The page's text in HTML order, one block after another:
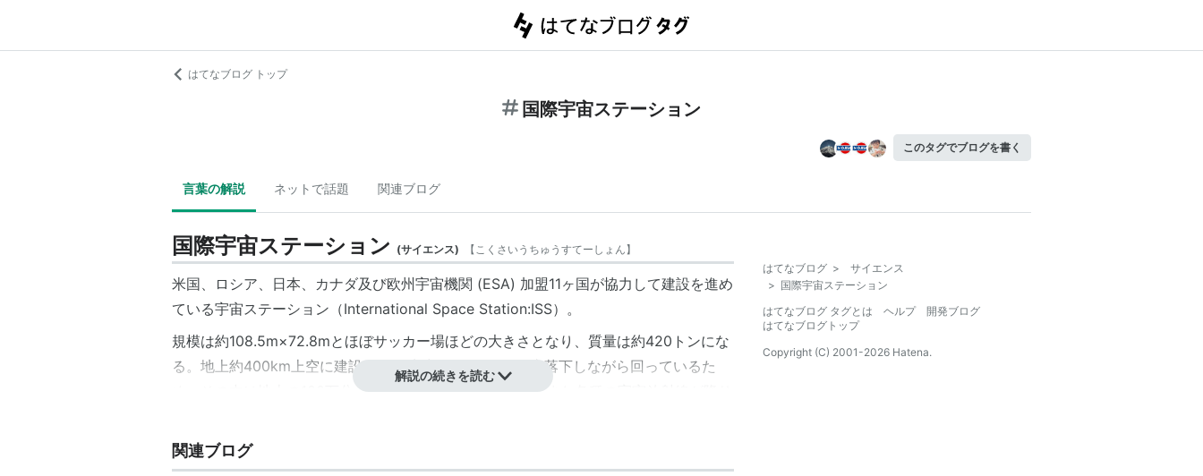
はてなブログ トップ
国際宇宙ステーション
このタグでブログを書く
言葉の解説 ネットで話題 関連ブログ
国際宇宙ステーション (サイエンス) 【こくさいうちゅうすてーしょん】
米国、ロシア、日本、カナダ及び欧州宇宙機関 (ESA) 加盟11ヶ国が協力して建設を進め
ている宇宙ステーション（International Space Station:ISS）。
規模は約108.5m×72.8mとほぼサッカー場ほどの大きさとなり、質量は約420トンにな
る。地上約400km上空に建設され、地球1周約90分で自由落下しながら回っているた
め、その中は地上の100万分の1ほどの重力となっている。また各種の宇宙放射線が降り
研究や地球・天体の観測などを行うことを目的としている。
1999年から軌道上での組立が開始され、2011年秋の完成を予定している。当初の運用
解説の続きを読む
関連ブログ
はてなブログ >
サイエンス
> 国際宇宙ステーション
はてなブログ タグとは
ヘルプ
開発ブログ
はてなブログトップ
Copyright (C) 2001-2026 Hatena.